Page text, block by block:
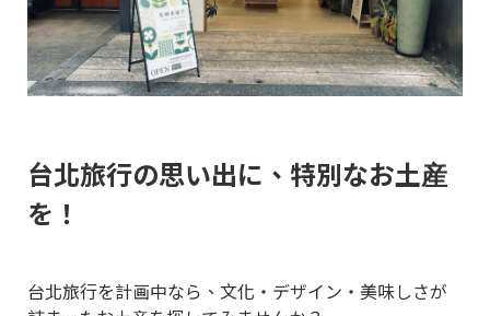
台北旅行の思い出に、特別なお土産
を！
台北旅行を計画中なら、文化・デザイン・美味しさが